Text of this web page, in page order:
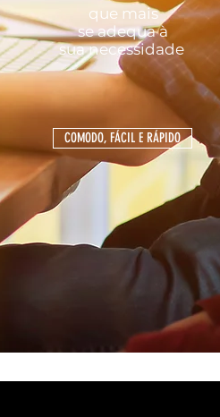
que mais
seadequaà
suanecessidade
COMODO, FÁCIL E RÁPIDO